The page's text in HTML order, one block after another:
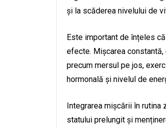
și la scăderea nivelului de
Este important de înțeles
efecte. Mișcarea
precum mersul pe jos,
hormonală și nivelul de
Integrarea mișcării în
statului prelungit și